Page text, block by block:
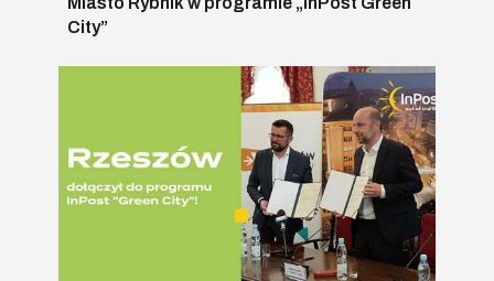
City”